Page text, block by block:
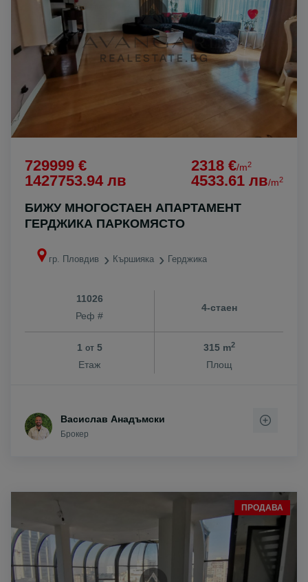
729999 €
1427753.94 лв
2318 €/m2
4533.61 лв/m2
БИЖУ МНОГОСТАЕН АПАРТАМЕНТ
ГЕРДЖИКА ПАРКОМЯСТО
гр. Пловдив Кършияка Герджика
11026
Реф #
4-стаен
1 от5
Етаж
315 m2
Площ
Васислав Анадъмски
Брокер
ПРОДАВА